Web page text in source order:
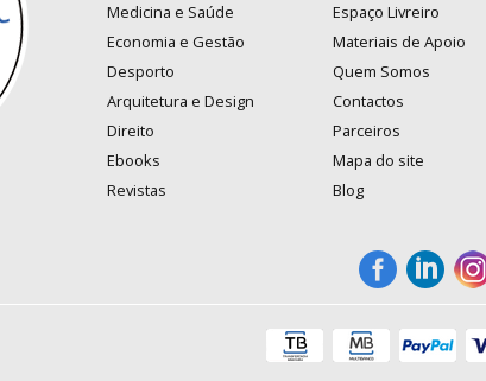
Medicina e Saúde
Economia e Gestão
Desporto
Arquitetura e Design
Direito
Ebooks
Revistas
Espaço Livreiro
Materiais de Apoio
Quem Somos
Contactos
Parceiros
Mapa do site
Blog